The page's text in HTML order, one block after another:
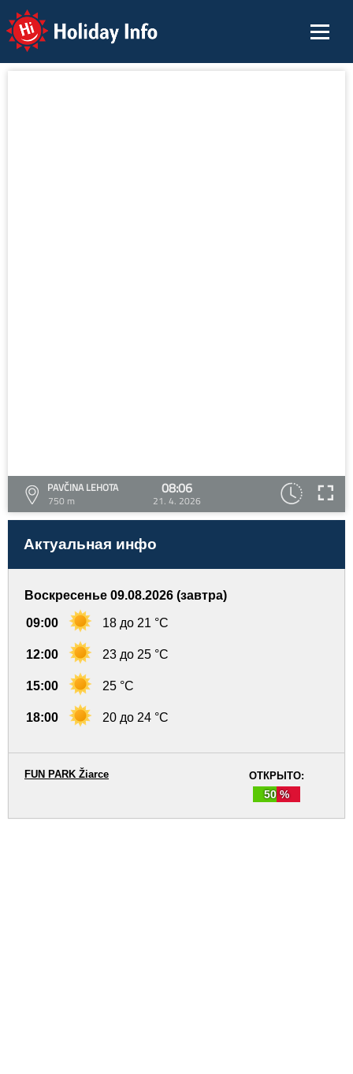
Holiday Info
PAVČINA LEHOTA
750 m
08:06
21. 4. 2026
Актуальная инфо
Воскресенье 09.08.2026 (завтра)
09:00 18 до 21 °C
12:00 23 до 25 °C
15:00 25 °C
18:00 20 до 24 °C
ОТКРЫТО:
50 %
FUN PARK Žiarce